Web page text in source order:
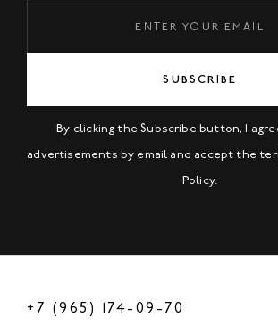
SUBSCRIBE
By clicking the Subscribe button, I
advertisements by email and accept the
Policy.
+7 (965) 174-09-70